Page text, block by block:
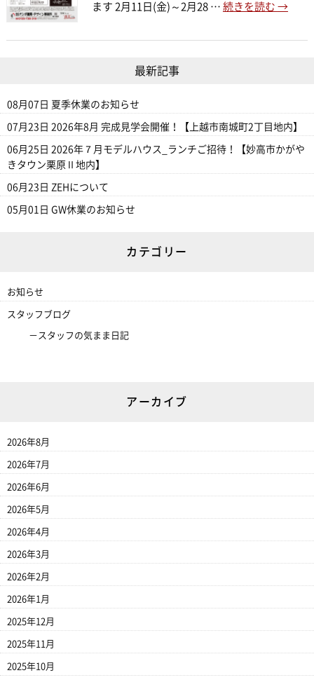
ます 2月11日(金)～2月28 … 続きを読む →
最新記事
08月07日 夏季休業のお知らせ
07月23日 2026年8月 完成見学会開催！【上越市南城町2丁目地内】
06月25日 2026年７月モデルハウス_ランチご招待！【妙高市かがや
きタウン栗原Ⅱ地内】
06月23日 ZEHについて
05月01日 GW休業のお知らせ
カテゴリー
お知らせ
スタッフブログ
スタッフの気まま日記
アーカイブ
2026年8月
2026年7月
2026年6月
2026年5月
2026年4月
2026年3月
2026年2月
2026年1月
2025年12月
2025年11月
2025年10月